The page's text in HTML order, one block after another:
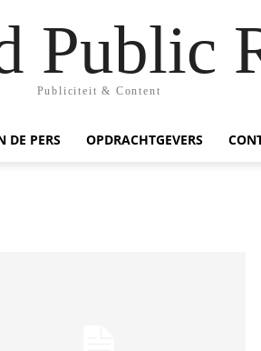
Public
Publiciteit & Content
DE PERS OPDRACHTGEVERS